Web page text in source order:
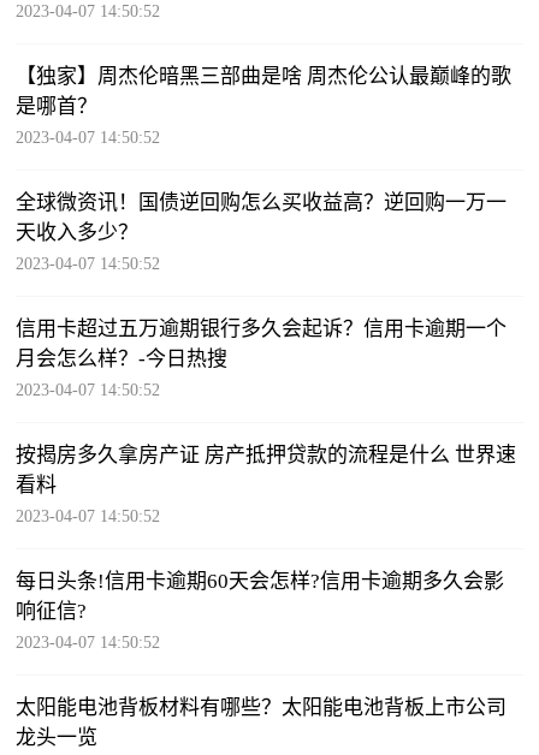
2023-04-07 14:50:52
【独家】周杰伦暗黑三部曲是啥 周杰伦公认最巅峰的歌
是哪首？
2023-04-07 14:50:52
全球微资讯！国债逆回购怎么买收益高？逆回购一万一
天收入多少？
2023-04-07 14:50:52
信用卡超过五万逾期银行多久会起诉？信用卡逾期一个
月会怎么样？-今日热搜
2023-04-07 14:50:52
按揭房多久拿房产证 房产抵押贷款的流程是什么 世界速
看料
2023-04-07 14:50:52
每日头条!信用卡逾期60天会怎样?信用卡逾期多久会影
响征信?
2023-04-07 14:50:52
太阳能电池背板材料有哪些？太阳能电池背板上市公司
龙头一览